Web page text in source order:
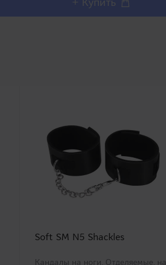
Soft SM N5 Shackles
Кандалы на ноги. Отделяемые, на